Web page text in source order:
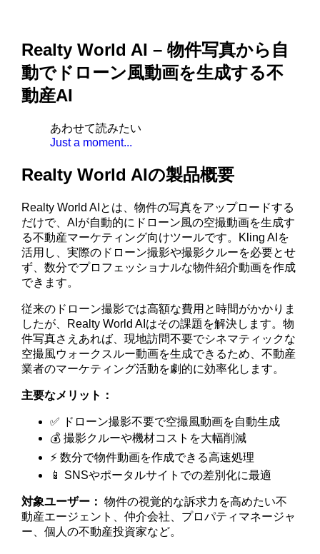
Realty World AI – 物件写真から自
動でドローン風動画を生成する不
動産AI
あわせて読みたい
Just a moment...
Realty World AIの製品概要
Realty World AIとは、物件の写真をアップロードする
だけで、AIが自動的にドローン風の空撮動画を生成す
る不動産マーケティング向けツールです。Kling AIを
活用し、実際のドローン撮影や撮影クルーを必要とせ
ず、数分でプロフェッショナルな物件紹介動画を作成
できます。
従来のドローン撮影では高額な費用と時間がかかりま
したが、Realty World AIはその課題を解決します。物
件写真さえあれば、現地訪問不要でシネマティックな
空撮風ウォークスルー動画を生成できるため、不動産
業者のマーケティング活動を劇的に効率化します。
主要なメリット：
✅ ドローン撮影不要で空撮風動画を自動生成
💰 撮影クルーや機材コストを大幅削減
⚡ 数分で物件動画を作成できる高速処理
📱 SNSやポータルサイトでの差別化に最適
対象ユーザー： 物件の視覚的な訴求力を高めたい不
動産エージェント、仲介会社、プロパティマネージャ
ー、個人の不動産投資家など。